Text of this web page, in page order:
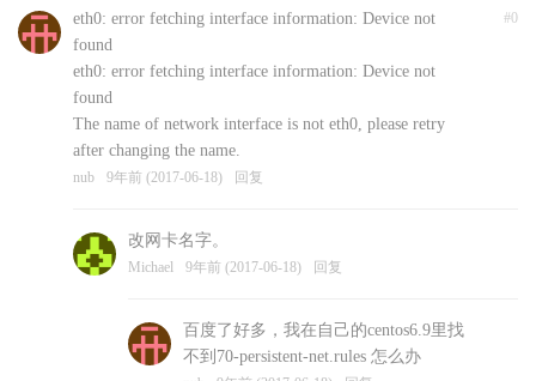
#0
eth0: error fetching interface information: Device not
found
eth0: error fetching interface information: Device not
found
The name of network interface is not eth0, please retry
after changing the name.
nub 9年前 (2017-06-18) 回复
改网卡名字。
Michael 9年前 (2017-06-18) 回复
百度了好多，我在自己的centos6.9里找
不到70-persistent-net.rules 怎么办